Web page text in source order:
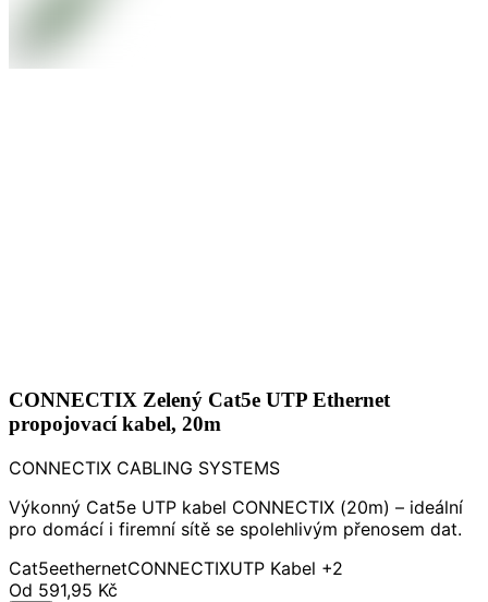
CONNECTIX Zelený Cat5e UTP Ethernet
propojovací kabel, 20m
CONNECTIX CABLING SYSTEMS
Výkonný Cat5e UTP kabel CONNECTIX (20m) – ideální
pro domácí i firemní sítě se spolehlivým přenosem dat.
Cat5eethernetCONNECTIXUTP Kabel +2
Od 591,95 Kč